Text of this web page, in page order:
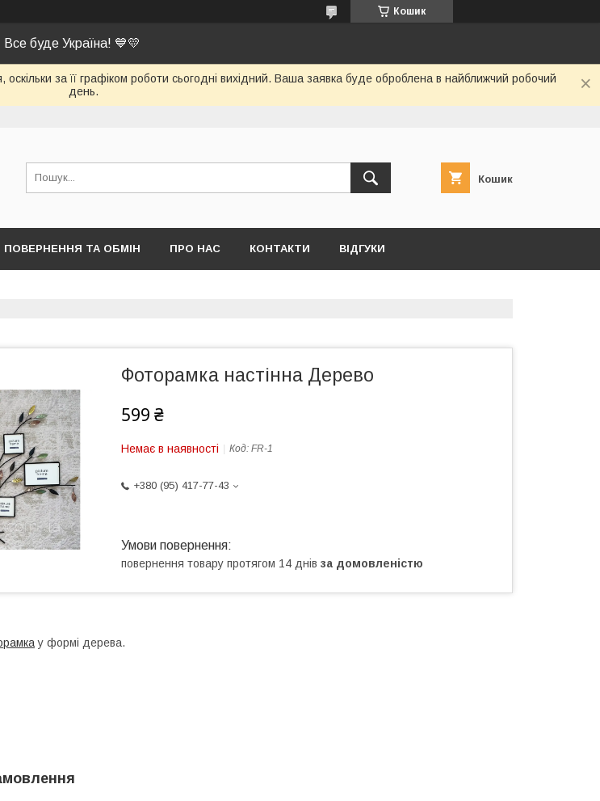
Кошик
Все буде Україна! 💙💛
за її графіком роботи сьогодні вихідний. Ваша заявка буде оброблена в найближчий робочий
день.
Кошик
ПОВЕРНЕННЯ ТА ОБМІН ПРО НАС КОНТАКТИ ВІДГУКИ
Фоторамка настінна Дерево
599 ₴
Немає в наявності Код: FR-1
+380 (95) 417-77-43
повернення товару протягом 14 днів за домовленістю
у формі дерева.